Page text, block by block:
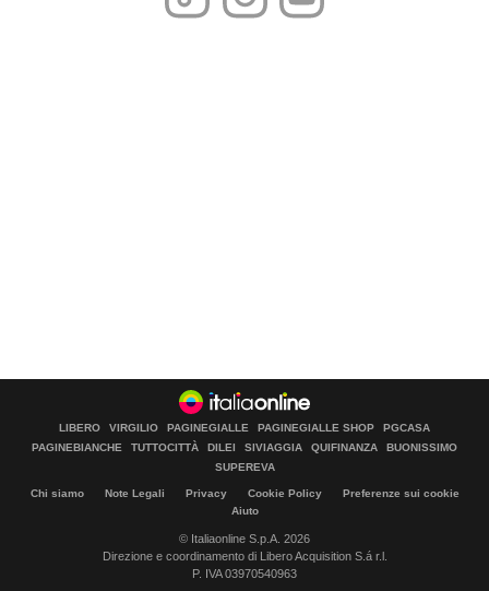
LIBERO VIRGILIO PAGINEGIALLE PAGINEGIALLE SHOP
PGCASA
PAGINEBIANCHE
TUTTOCITTÀ DILEI SIVIAGGIA QUIFINANZA
BUONISSIMO
SUPEREVA
Chi siamo Note Legali Privacy Cookie Policy
Preferenze sui cookie
Aiuto
© Italiaonline S.p.A. 2026
Direzione e coordinamento di Libero Acquisition S.á r.l.
P. IVA 03970540963